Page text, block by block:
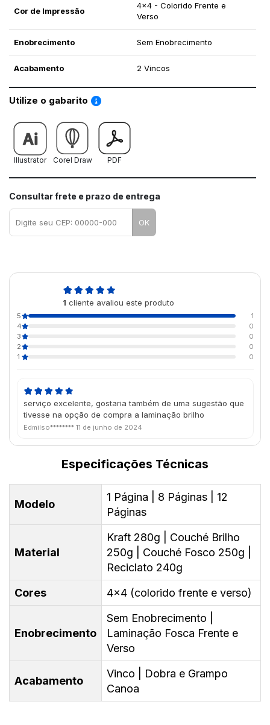
Cor de Impressão
4x4 - Colorido Frente e
Verso
Enobrecimento Sem Enobrecimento
Acabamento 2 Vincos
Utilize o gabarito Saiba como utilizar os nossos gabaritos
Illustrator Corel Draw PDF
Consultar frete e prazo de entrega
OK
1 cliente avaliou este produto
5
1
4
0
3
0
2
0
1
0
serviço excelente, gostaria também de uma sugestão que
tivesse na opção de compra a laminação brilho
Edmilso******** 11 de junho de 2024
Especificações Técnicas
Modelo
1 Página | 8 Páginas | 12
Páginas
Material
Kraft 280g | Couché Brilho
250g | Couché Fosco 250g |
Reciclato 240g
Cores
4x4 (colorido frente e verso)
Enobrecimento
Sem Enobrecimento |
Laminação Fosca Frente e
Verso
Acabamento
Vinco | Dobra e Grampo
Canoa